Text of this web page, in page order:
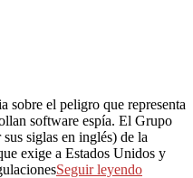
sobre el peligro que representa
software espía. El Grupo
siglas en inglés) de la
exige a Estados Unidos y
Seguir leyendo